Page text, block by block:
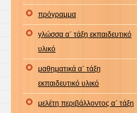
πρόγραμμα
γλώσσα α΄ τάξη εκπαιδευτικό
υλικό
μαθηματικά α΄ τάξη
εκπαιδευτικό υλικό
μελέτη περιβάλλοντος α΄ τάξη